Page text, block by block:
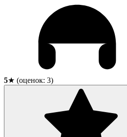
5★ (оценок: 3)